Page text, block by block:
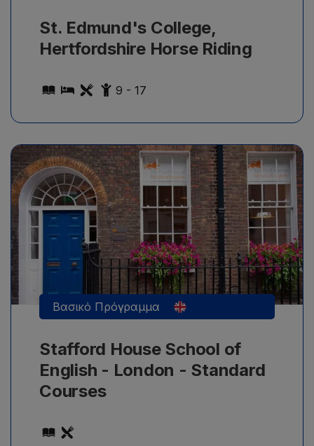
St. Edmund's College,
Hertfordshire Horse Riding
9 - 17
Βασικό Πρόγραμμα
Stafford House School of
English - London - Standard
Courses
Γενικά μαθήματα αγγλικών για όλα τα επίπεδα, από
16+ ετών, με ελάχιστη διάρκεια μαθημάτων 1
εβδομάδα.